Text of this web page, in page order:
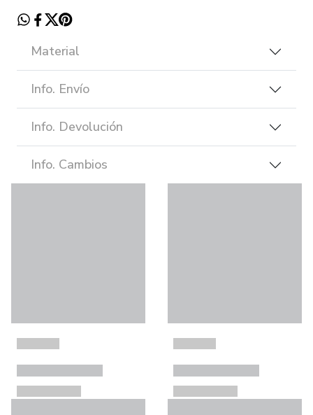
Material
Info. Envío
Info. Devolución
Info. Cambios